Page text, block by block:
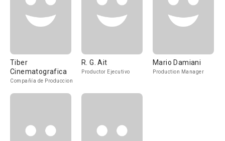
Tiber
Cinematografica
Compañía de Produccion
R. G. Ait
Productor Ejecutivo
Mario Damiani
Production Manager